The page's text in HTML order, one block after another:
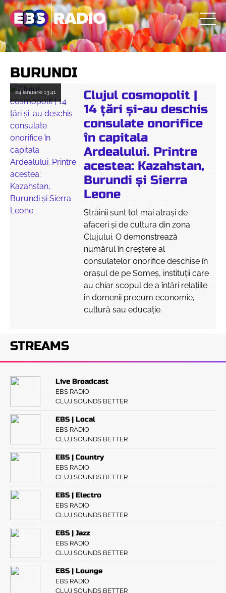
BURUNDI
24 ianuarie 13:41
Clujul cosmopolit |
14 țări și-au deschis
consulate onorifice
în capitala
Ardealului. Printre
acestea: Kazahstan,
Burundi și Sierra
Leone
Străinii sunt tot mai atrași de
afaceri și de cultura din zona
Clujului. O demonstrează
numărul în creștere al
consulatelor onorifice deschise în
orașul de pe Someș, instituții care
au chiar scopul de a întări relațiile
în domenii precum economie,
cultură sau educație.
STREAMS
Live Broadcast
EBS RADIO
CLUJ SOUNDS BETTER
EBS | Local
EBS RADIO
CLUJ SOUNDS BETTER
EBS | Country
EBS RADIO
CLUJ SOUNDS BETTER
EBS | Electro
EBS RADIO
CLUJ SOUNDS BETTER
EBS | Jazz
EBS RADIO
CLUJ SOUNDS BETTER
EBS | Lounge
EBS RADIO
CLUJ SOUNDS BETTER